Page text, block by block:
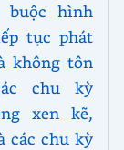
buộc hình
tục phát
không tôn
chu kỳ
xen kẽ,
các chu kỳ